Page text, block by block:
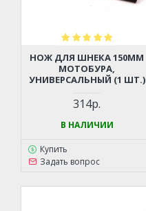
НОЖ ДЛЯ ШНЕКА 150ММ
МОТОБУРА,
УНИВЕРСАЛЬНЫЙ (1 ШТ.)
314р.
В НАЛИЧИИ
Купить
Задать вопрос